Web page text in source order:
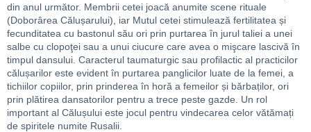
din anul următor. Membrii cetei joacă anumite scene rituale
(Doborârea Călușarului), iar Mutul cetei stimulează fertilitatea și
fecunditatea cu bastonul său ori prin purtarea în jurul taliei a unei
salbe cu clopoţei sau a unui ciucure care avea o mişcare lascivă în
timpul dansului. Caracterul taumaturgic sau profilactic al practicilor
călușarilor este evident în purtarea panglicilor luate de la femei, a
tichiilor copiilor, prin prinderea în horă a femeilor și bărbaților, ori
prin plătirea dansatorilor pentru a trece peste gazde. Un rol
important al Călușului este jocul pentru vindecarea celor vătămați
de spiritele numite Rusalii.